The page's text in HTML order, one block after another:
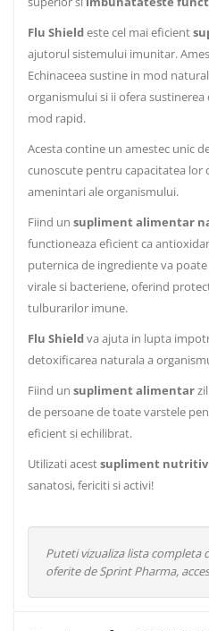
Flu Shieldeste cel mai eficient
ajutorul sistemului imunitar.
Echinaceea sustine in mod
organismului si ii ofera
mod rapid.
Acesta contine un amestec unic
cunoscute pentru capacitatea
amenintari ale organismului.
Fiind un supliment alimentar
functioneaza eficient ca
puternica de ingrediente va
virale si bacteriene, oferind
tulburarilor imune.
Flu Shieldva ajuta in lupta
detoxificarea naturala a
Fiind un supliment alimentar
de persoane de toate varstele
eficient si echilibrat.
Utilizati acestsupliment nutritiv
sanatosi, fericiti si activi!
Puteti vizualiza lista completa
oferite de Sprint Pharma,